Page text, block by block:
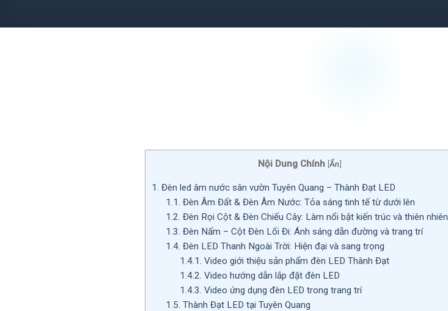
Nội Dung Chính [Ẩn]
1. Đèn led âm nước sân vườn Tuyên Quang – Thành Đạt LED
1.1. Đèn Âm Đất & Đèn Âm Nước: Tỏa sáng tinh tế từ dưới lên
1.2. Đèn Rọi Cột & Đèn Chiếu Cây: Làm nổi bật kiến trúc và thiên nhiên
1.3. Đèn Nấm – Cột Đèn Lối Đi: Ánh sáng dẫn đường và trang trí
1.4. Đèn LED Thanh Ngoài Trời: Hiện đại và sang trọng
1.4.1. Video giới thiệu sản phẩm đèn LED Thành Đạt
1.4.2. Video hướng dẫn lắp đặt đèn LED
1.4.3. Video ứng dụng đèn LED trong trang trí
1.5. Thành Đạt LED tại Tuyên Quang